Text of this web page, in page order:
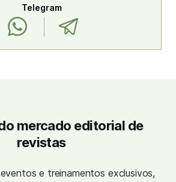
Telegram
mercado editorial de
revistas
e treinamentos exclusivos,